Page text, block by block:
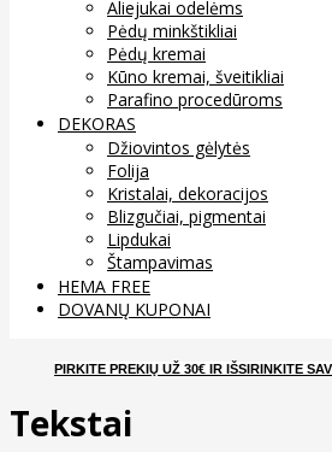
Aliejukai odelėms
Pėdų minkštikliai
Pėdų kremai
Kūno kremai, šveitikliai
Parafino procedūroms
DEKORAS
Džiovintos gėlytės
Folija
Kristalai, dekoracijos
Blizgučiai, pigmentai
Lipdukai
Štampavimas
HEMA FREE
DOVANŲ KUPONAI
PIRKITE PREKIŲ UŽ 30€ IR IŠSIRINKITE
Tekstai